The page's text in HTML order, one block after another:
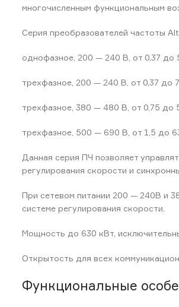
многочисленным функциональным
Серия преобразователей частоты
однофазное, 200 — 240 В, от 0,37 до
трехфазное, 200 — 240 В, от 0,37 до
трехфазное, 380 — 480 В, от 0,75 до
трехфазное, 500 — 690 В, от 1,5 до
Данная серия ПЧ позволяет
регулирования скорости и
При сетевом питании 200 — 240В и
системе регулирования скорости.
Мощность до 630 кВт,
Открытость для всех
Функциональные